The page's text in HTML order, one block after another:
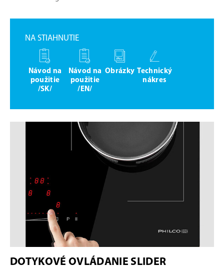
NA STIAHNUTIE
Návod na
použitie
/SK/
Návod na
použitie
/EN/
Obrázky Technický
nákres
DOTYKOVÉ OVLÁDANIE SLIDER